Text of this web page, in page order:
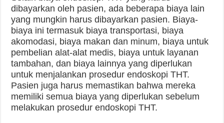
dibayarkan oleh pasien, ada beberapa biaya lain
yang mungkin harus dibayarkan pasien. Biaya-
biaya ini termasuk biaya transportasi, biaya
akomodasi, biaya makan dan minum, biaya untuk
pembelian alat-alat medis, biaya untuk layanan
tambahan, dan biaya lainnya yang diperlukan
untuk menjalankan prosedur endoskopi THT.
Pasien juga harus memastikan bahwa mereka
memiliki semua biaya yang diperlukan sebelum
melakukan prosedur endoskopi THT.